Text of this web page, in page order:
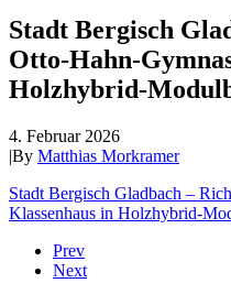
Stadt Bergisch
Otto-Hahn-
Holzhybrid-
4. Februar 2026
|By Matthias Morkramer
Stadt Bergisch Gladbach –
Klassenhaus in Holzhybrid-
Prev
Next